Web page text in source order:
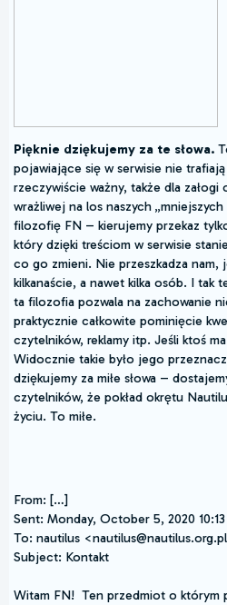
Pięknie dziękujemy za te słowa.
pojawiające się w serwisie nie
rzeczywiście ważny, także dla
wrażliwej na los naszych
filozofię FN – kierujemy przekaz
który dzięki treściom w serwisie
co go zmieni. Nie przeszkadza nam,
kilkanaście, a nawet kilka osób. I tak
ta filozofia pozwala na zachowanie
praktycznie całkowite pominięcie
czytelników, reklamy itp. Jeśli ktoś
Widocznie takie było jego
dziękujemy za miłe słowa –
czytelników, że pokład okrętu
życiu. To miłe.
From: […]
Sent: Monday, October 5, 2020
To: nautilus
Subject: Kontakt
Witam FN! Ten przedmiot o którym